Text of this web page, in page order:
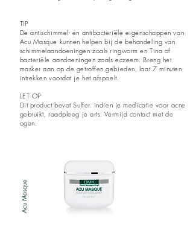
TIP
De antischimmel- en antibacteriële eigenschappen van
Acu Masque kunnen helpen bij de behandeling van
schimmelaandoeningen zoals ringworm en Tina of
bacteriële aandoeningen zoals eczeem. Breng het
masker aan op de getroffen gebieden, laat 7 minuten
intrekken voordat je het afspoelt.
LET OP
Dit product bevat Sulfer. indien je medicatie voor acne
gebruikt, raadpleeg je arts. Vermijd contact met de
ogen.
Acu Masque